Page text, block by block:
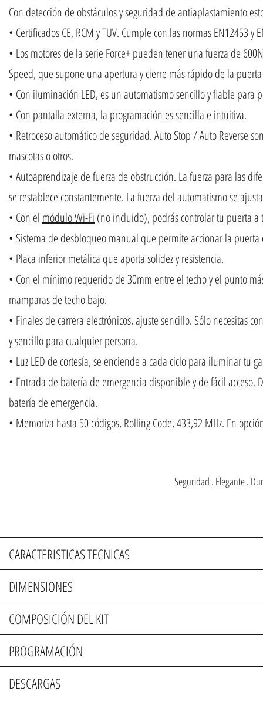
Con detección de obstáculos y seguridad de antiaplastamiento
• Certificados CE, RCM y TUV. Cumple con las normas EN12453 y
• Los motores de la serie Force+ pueden tener una fuerza de
Speed, que supone una apertura y cierre más rápido de la
• Con iluminación LED, es un automatismo sencillo y fiable para
• Con pantalla externa, la programación es sencilla e intuitiva.
• Retroceso automático de seguridad. Auto Stop / Auto Reverse
mascotas o otros.
• Autoaprendizaje de fuerza de obstrucción. La fuerza para las
se restablece constantemente. La fuerza del automatismo se
• Con el módulo Wi-Fi (no incluido), podrás controlar tu puerta
• Sistema de desbloqueo manual que permite accionar la
• Placa inferior metálica que aporta solidez y resistencia.
• Con el mínimo requerido de 30mm entre el techo y el punto
mamparas de techo bajo.
• Finales de carrera electrónicos, ajuste sencillo. Sólo necesitas
y sencillo para cualquier persona.
• Luz LED de cortesía, se enciende a cada ciclo para iluminar tu
• Entrada de batería de emergencia disponible y de fácil
batería de emergencia.
• Memoriza hasta 50 códigos, Rolling Code, 433,92 MHz. En
Seguridad . Elegante .
CARACTERISTICAS TECNICAS
DIMENSIONES
COMPOSICIÓN DEL KIT
PROGRAMACIÓN
DESCARGAS